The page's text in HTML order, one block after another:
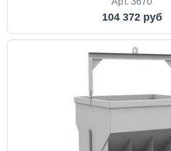
104 372 руб